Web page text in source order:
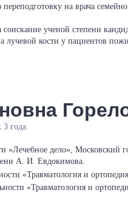
переподготовку на врача
ученой степени
лучевой кости у пациентов
3 года.
«Лечебное дело», Московский
А. И. Евдокимова.
«Травматология и
«Травматология и